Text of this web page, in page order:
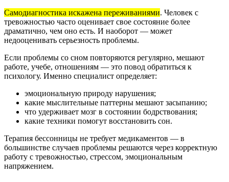
Самодиагностика искажена переживаниями. Человек с
тревожностью часто оценивает свое состояние более
драматично, чем оно есть. И наоборот — может
недооценивать серьезность проблемы.
Если проблемы со сном повторяются регулярно, мешают
работе, учебе, отношениям — это повод обратиться к
психологу. Именно специалист определяет:
эмоциональную природу нарушения;
какие мыслительные паттерны мешают засыпанию;
что удерживает мозг в состоянии бодрствования;
какие техники помогут восстановить сон.
Терапия бессонницы не требует медикаментов — в
большинстве случаев проблемы решаются через корректную
работу с тревожностью, стрессом, эмоциональным
напряжением.